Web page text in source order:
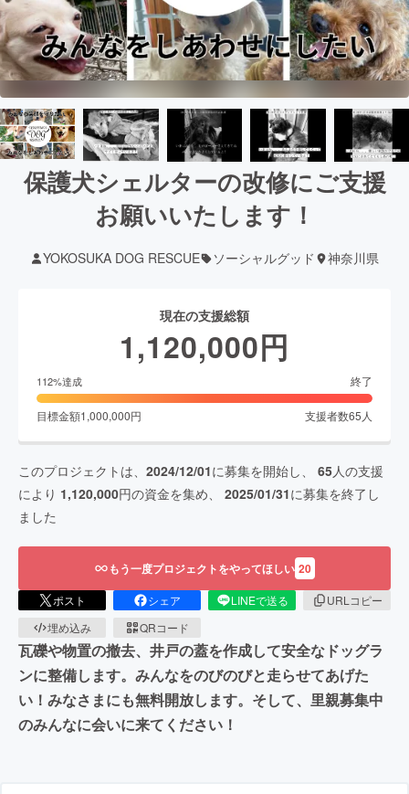
保護犬シェルターの改修にご支援
お願いいたします！
YOKOSUKA DOG RESCUE ソーシャルグッド 神奈川県
現在の支援総額
1,120,000円
112%達成 終了
目標金額1,000,000円 支援者数65 人
このプロジェクトは、 2024/12/01に募集を開始し、 65人の支援
により 1,120,000円の資金を集め、 2025/01/31に募集を終了し
ました
もう一度プロジェクトをやってほしい 20
ポスト シェア LINEで送る
URLコピー
埋め込み
QRコード
瓦礫や物置の撤去、井戸の蓋を作成して安全なドッグラ
ンに整備します。みんなをのびのびと走らせてあげた
い！みなさまにも無料開放します。そして、里親募集中
のみんなに会いに来てください！